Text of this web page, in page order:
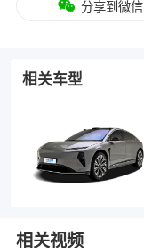
分享到微信
相关车型
相关视频